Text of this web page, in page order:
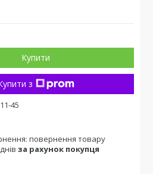
Купити
з
45
повернення товару
за рахунок покупця